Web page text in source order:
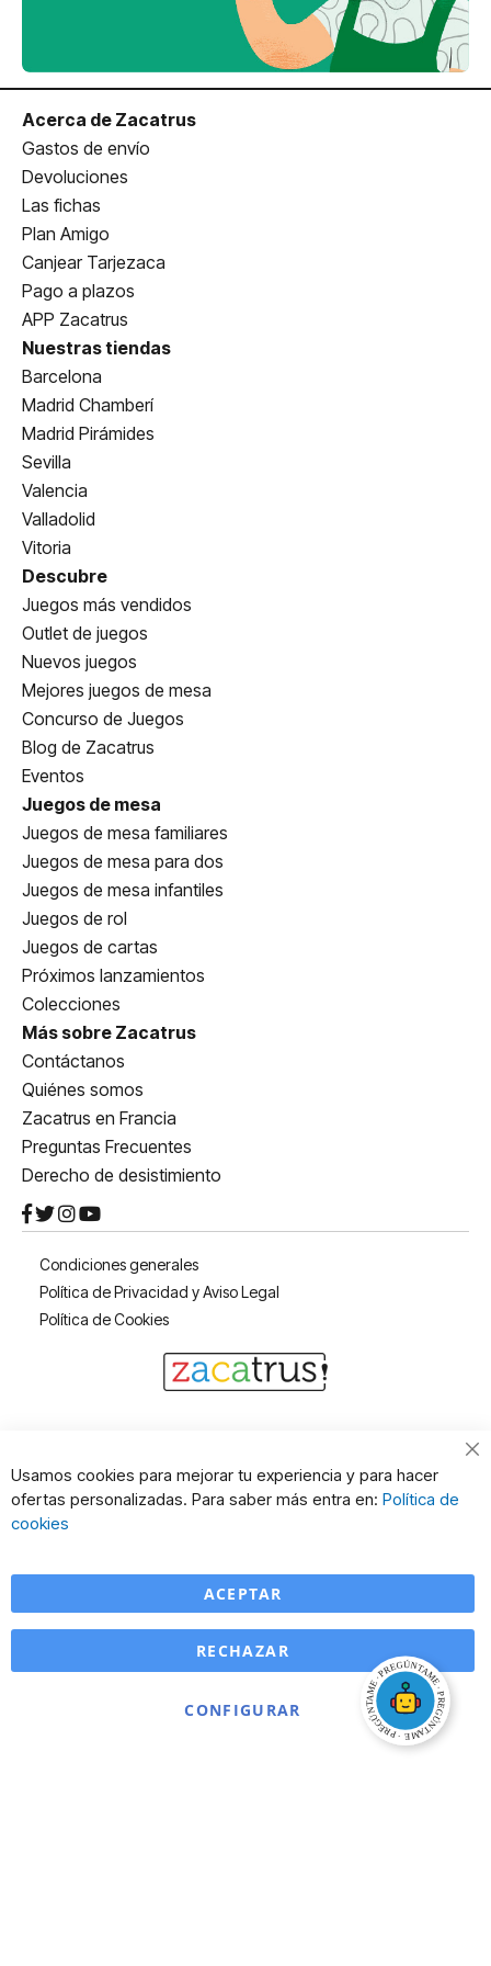
Acerca de Zacatrus
Gastos de envío
Devoluciones
Las fichas
Plan Amigo
Canjear Tarjezaca
Pago a plazos
APP Zacatrus
Nuestras tiendas
Barcelona
Madrid Chamberí
Madrid Pirámides
Sevilla
Valencia
Valladolid
Vitoria
Descubre
Juegos más vendidos
Outlet de juegos
Nuevos juegos
Mejores juegos de mesa
Concurso de Juegos
Blog de Zacatrus
Eventos
Juegos de mesa
Juegos de mesa familiares
Juegos de mesa para dos
Juegos de mesa infantiles
Juegos de rol
Juegos de cartas
Próximos lanzamientos
Colecciones
Más sobre Zacatrus
Contáctanos
Quiénes somos
Zacatrus en Francia
Preguntas Frecuentes
Derecho de desistimiento
Condiciones generales
Política de Privacidad y Aviso Legal
Política de Cookies
Usamos cookies para mejorar tu experiencia y para hacer
ofertas personalizadas. Para saber más entra en: Política de
cookies
ACEPTAR
CONFIGURAR
RECHAZAR